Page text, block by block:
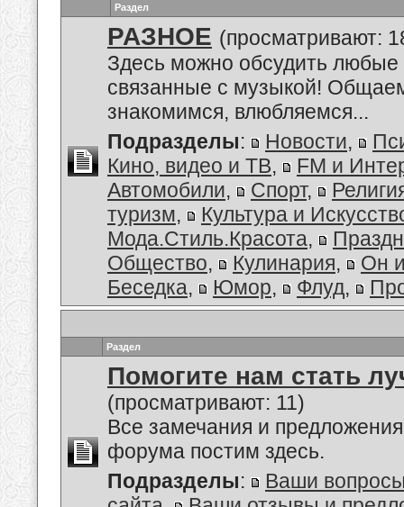
Раздел
РАЗНОЕ (просматривают:
Здесь можно обсудить
связанные с музыкой!
знакомимся, влюбляемся...
Подразделы: Новости,
Кино, видео и ТВ,
FM и
Автомобили, Спорт,
туризм,
Культура и
Мода.Стиль.Красота,
Общество, Кулинария,
Он
Беседка, Юмор, Флуд,
Раздел
Помогите нам стать
(просматривают: 11)
Все замечания и
форума постим здесь.
Подразделы:
Ваши